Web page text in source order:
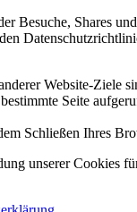
Besuche, Shares
Website-
Seite
Schließen Ihres
unserer